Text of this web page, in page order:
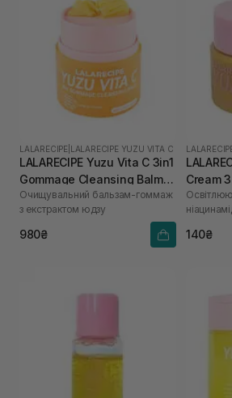
LALARECIPE LALARECIPE YUZU VITA C
LALARECIPE Yuzu Vita C 3in1
Gommage Cleansing Balm
50 мл
Очищувальний бальзам-гоммаж
з екстрактом юдзу
980₴
Cream
140₴